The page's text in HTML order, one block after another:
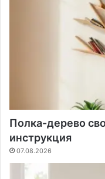
Полка-дерево
инструкция
07.08.2026